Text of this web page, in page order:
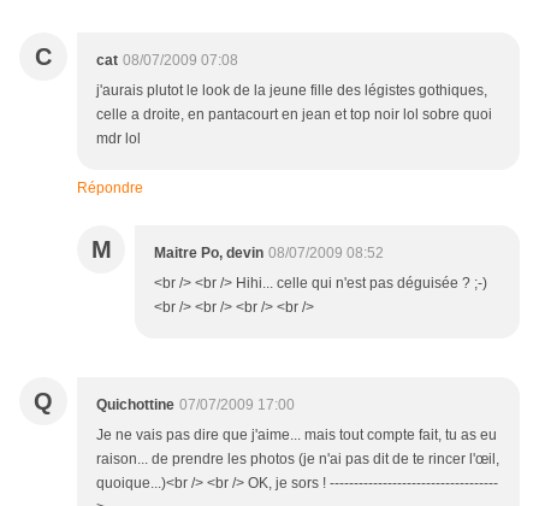
C cat 08/07/2009 07:08
j'aurais plutot le look de la jeune fille des légistes gothiques,
celle a droite, en pantacourt en jean et top noir lol sobre quoi
mdr lol
Répondre
M Maitre Po, devin 08/07/2009 08:52
<br /> <br /> Hihi... celle qui n'est pas déguisée ? ;-)
<br /> <br /> <br /> <br />
Q Quichottine 07/07/2009 17:00
Je ne vais pas dire que j'aime... mais tout compte fait, tu as eu
raison... de prendre les photos (je n'ai pas dit de te rincer l'œil,
quoique...)<br /> <br /> OK, je sors ! -----------------------------------